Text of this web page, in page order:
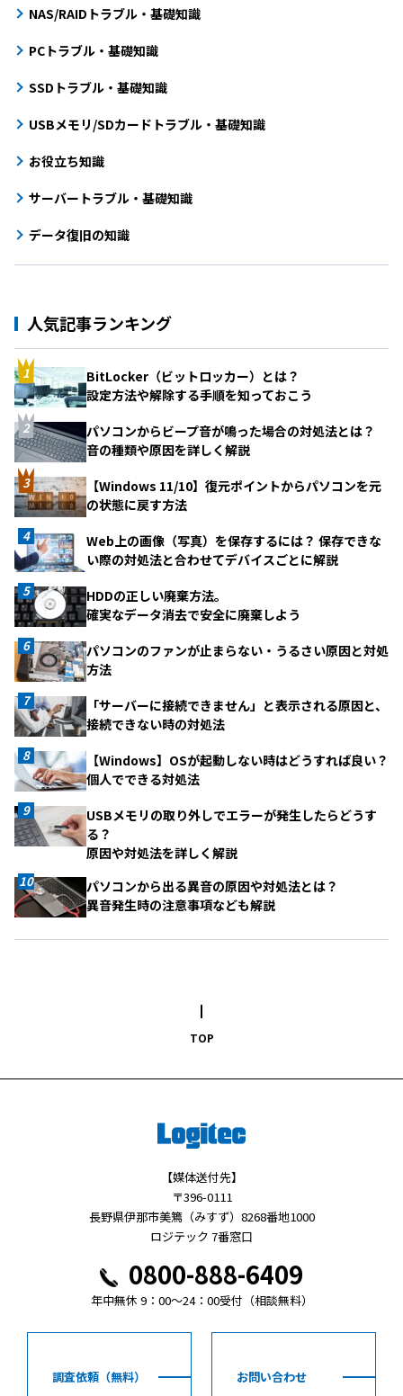
NAS/RAIDトラブル・基礎知識
PCトラブル・基礎知識
SSDトラブル・基礎知識
USBメモリ/SDカードトラブル・基礎知識
お役立ち知識
サーバートラブル・基礎知識
データ復旧の知識
人気記事ランキング
BitLocker（ビットロッカー）とは？
設定方法や解除する手順を知っておこう
パソコンからビープ音が鳴った場合の対処法とは？
音の種類や原因を詳しく解説
【Windows 11/10】復元ポイントからパソコンを元
の状態に戻す方法
Web上の画像（写真）を保存するには？ 保存できな
い際の対処法と合わせてデバイスごとに解説
HDDの正しい廃棄方法。
確実なデータ消去で安全に廃棄しよう
パソコンのファンが止まらない・うるさい原因と対処
方法
「サーバーに接続できません」と表示される原因と、
接続できない時の対処法
【Windows】OSが起動しない時はどうすれば良い？
個人でできる対処法
USBメモリの取り外しでエラーが発生したらどうす
る？
原因や対処法を詳しく解説
パソコンから出る異音の原因や対処法とは？
異音発生時の注意事項なども解説
TOP
【媒体送付先】
〒396-0111
長野県伊那市美篶（みすず）8268番地1000
ロジテック 7番窓口
0800-888-6409
年中無休 9：00～24：00受付（相談無料）
調査依頼（無料） お問い合わせ